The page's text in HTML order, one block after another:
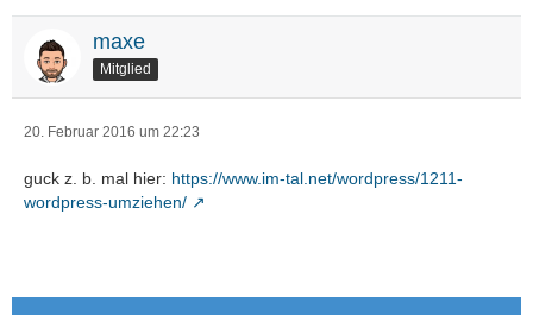
maxe
Mitglied
20. Februar 2016 um 22:23
guck z. b. mal hier: https://www.im-tal.net/wordpress/1211-
wordpress-umziehen/